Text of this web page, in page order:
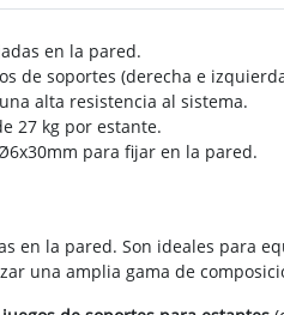
en la pared.
de soportes (derecha e
alta resistencia al sistema.
27 kg por estante.
para fijar en la pared.
en la pared. Son ideales para
una amplia gama de